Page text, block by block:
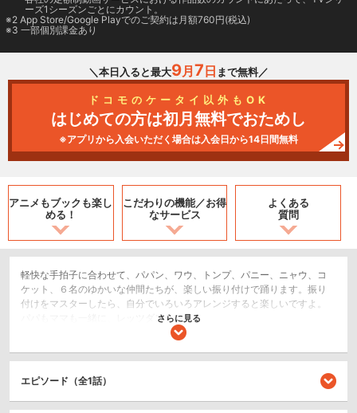
ーズ1シーズンごとにカウント。
2 App Store/Google Playでのご契約は月額760円(税込)
3 一部個別課金あり
＼本日入ると最大9月 7 日 まで無料／
ドコモのケータイ以外もOK
はじめての方は初月無料でおためし
※アプリから入会いただく場合は入会日から14日間無料
アニメもブックも楽し
める！
こだわりの機能／お得
なサービス
よくある
質問
軽快な手拍子に合わせて、パパン、ワウ、トンプ、パニー、ニャウ、コ
ケット、６名のゆかいな仲間たちが、楽しい振り付けで踊ります。振り
付けをマスターしたら、自分でいろいろアレンジすると楽しいですよ。
パパもママも一緒に、レッツダンシン！
キッズ/ファミリー
シリーズ／関連のアニメ作品
さらに見る
エピソード（全1話）